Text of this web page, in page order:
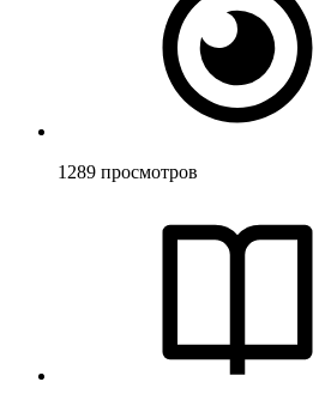
1289 просмотров